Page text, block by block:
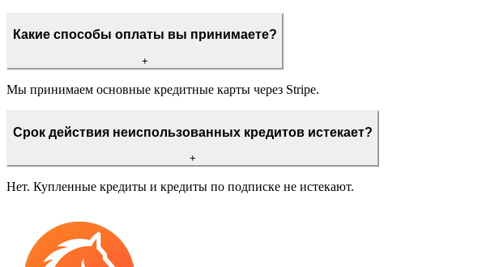
Какие способы оплаты вы принимаете?
+
Мы принимаем основные кредитные карты через Stripe.
Срок действия неиспользованных кредитов истекает?
+
Нет. Купленные кредиты и кредиты по подписке не истекают.